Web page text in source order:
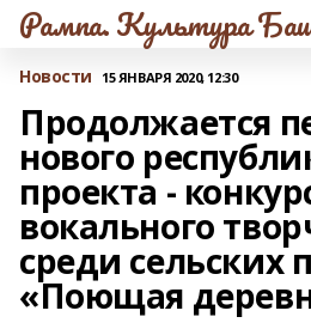
Рампа. Культура
Новости 15 ЯНВАРЯ 2020, 12:30
Продолжается
нового
проекта -
вокального
среди сельских
«Поющая